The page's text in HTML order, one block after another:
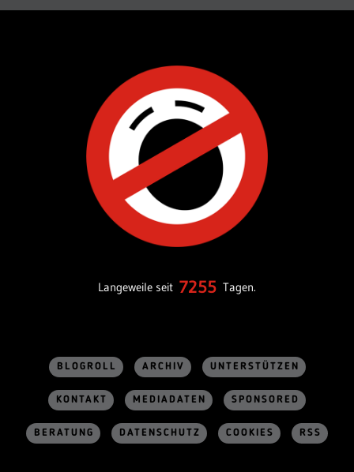
Langeweile seit 7255 Tagen.
BLOGROLL ARCHIV UNTERSTÜTZEN
KONTAKT MEDIADATEN SPONSORED
BERATUNG DATENSCHUTZ COOKIES RSS